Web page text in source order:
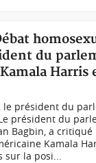
du
le président du
président du
Bagbin, a critiqué
Kamala
sur la posi...